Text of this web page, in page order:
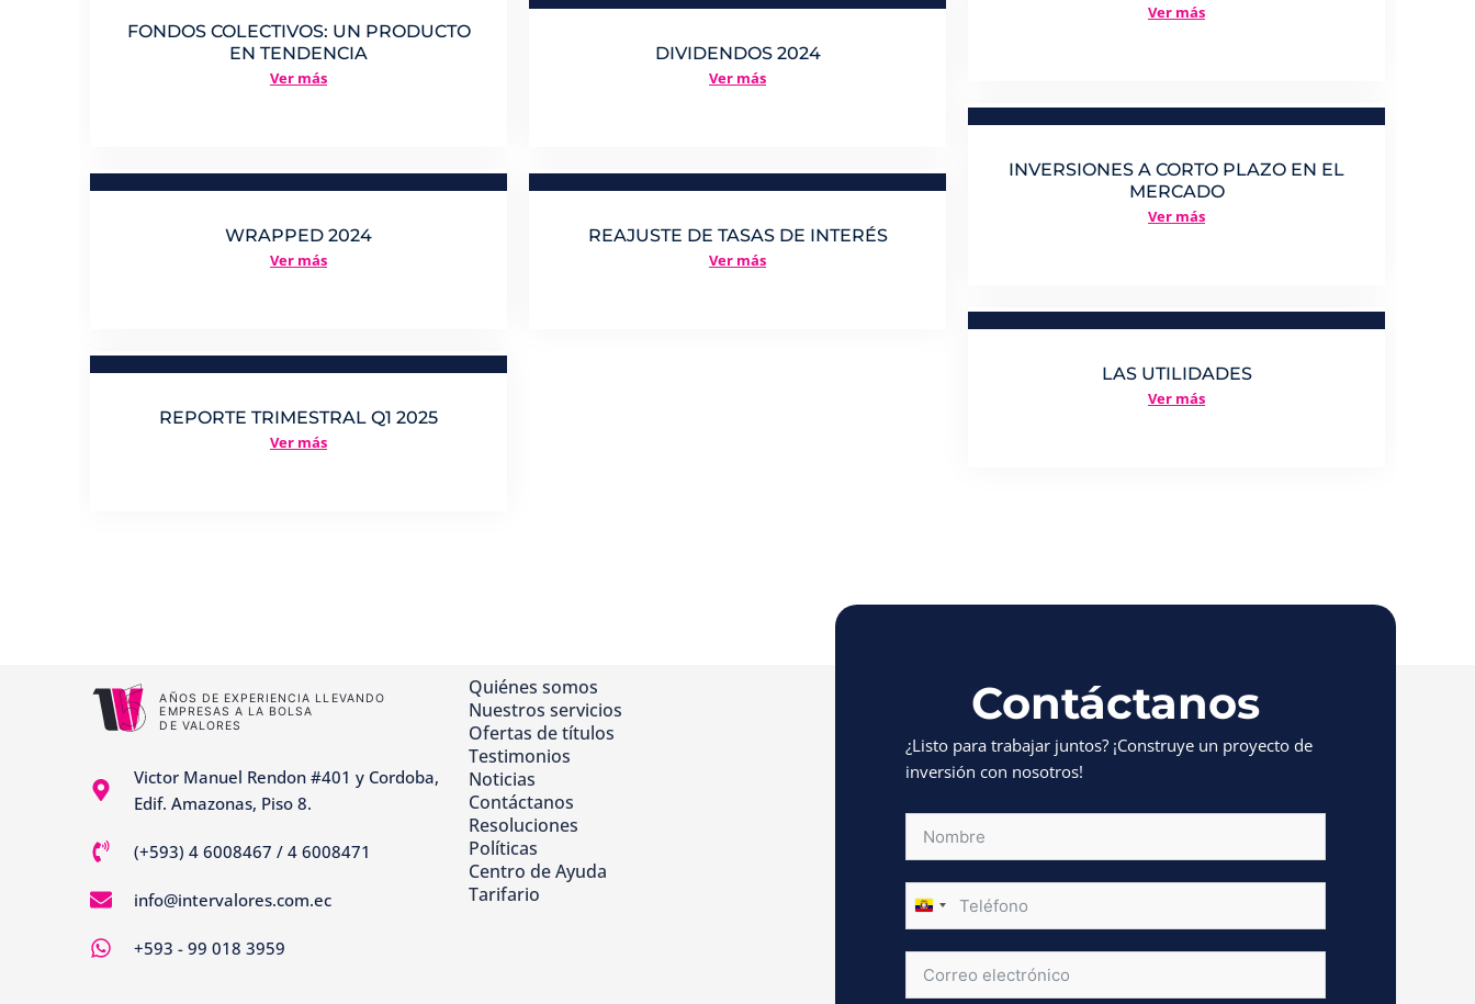
Ver más
FONDOS COLECTIVOS: UN PRODUCTO
EN TENDENCIA
Ver más
DIVIDENDOS 2024
Ver más
INVERSIONES A CORTO PLAZO EN EL
MERCADO
Ver más
WRAPPED 2024
Ver más
REAJUSTE DE TASAS DE INTERÉS
Ver más
LAS UTILIDADES
Ver más
REPORTE TRIMESTRAL Q1 2025
Ver más
Victor Manuel Rendon #401 y Cordoba,
Edif. Amazonas, Piso 8.
(+593) 4 6008467 / 4 6008471
info@intervalores.com.ec
+593 - 99 018 3959
Quiénes somos
Nuestros servicios
Ofertas de títulos
Testimonios
Noticias
Contáctanos
Resoluciones
Políticas
Centro de Ayuda
Tarifario
Contáctanos
¿Listo para trabajar juntos? ¡Construye un proyecto de
inversión con nosotros!
ECUADOR